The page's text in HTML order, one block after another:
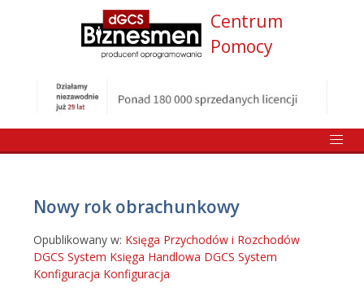
Centrum
Pomocy
Nowy rok obrachunkowy
Opublikowany w: Księga Przychodów i Rozchodów
DGCS System Księga Handlowa DGCS System
Konfiguracja Konfiguracja